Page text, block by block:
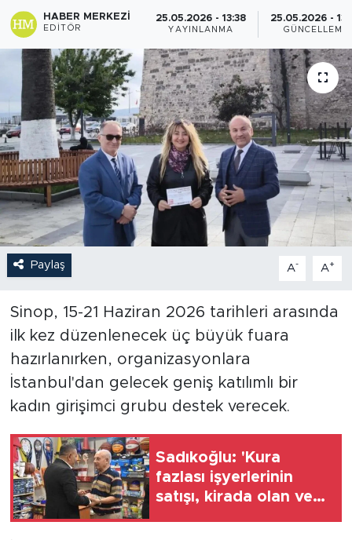
HABER MERKEZI
EDITÖR
25.05.2026 - 13:38
YAYINLANMA
25.05.2026 -
GÜNCELLEME
Paylaş A- A+
Sinop, 15-21 Haziran 2026 tarihleri arasında
ilk kez düzenlenecek üç büyük fuara
hazırlanırken, organizasyonlara
İstanbul'dan gelecek geniş katılımlı bir
kadın girişimci grubu destek verecek.
Sadıkoğlu: 'Kura
fazlası işyerlerinin
satışı, kirada olan ve